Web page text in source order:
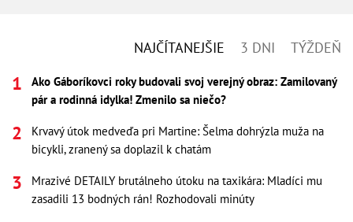
NAJČÍTANEJŠIE 3 DNI TÝŽDEŇ
Ako Gáboríkovci roky budovali svoj verejný obraz: Zamilovaný
pár a rodinná idylka! Zmenilo sa niečo?
Krvavý útok medveďa pri Martine: Šelma dohrýzla muža na
bicykli, zranený sa doplazil k chatám
Mrazivé DETAILY brutálneho útoku na taxikára: Mladíci mu
zasadili 13 bodných rán! Rozhodovali minúty